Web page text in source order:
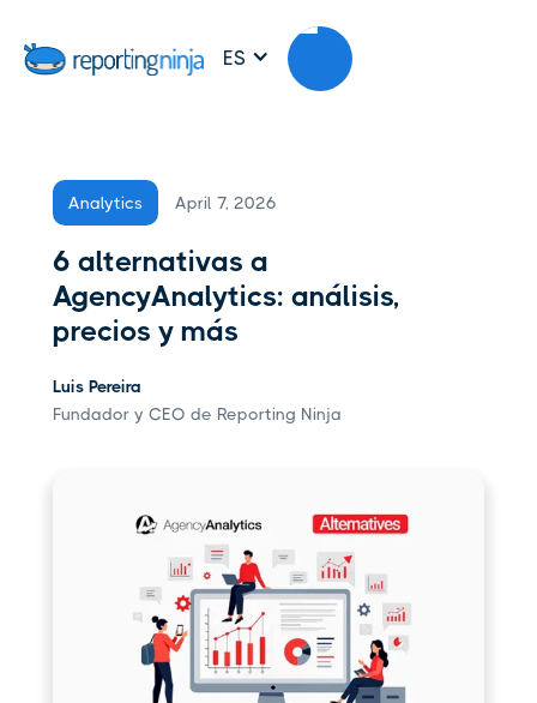
ES
Analytics April 7, 2026
6 alternativas a
AgencyAnalytics: análisis,
precios y más
Luis Pereira
Fundador y CEO de Reporting Ninja